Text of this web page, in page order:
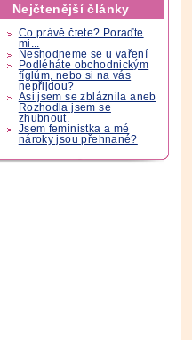
Nejčtenější články
Co právě čtete? Poraďte
mi...
Neshodneme se u vaření
Podléháte obchodnickým
fíglům, nebo si na vás
nepřijdou?
Asi jsem se zbláznila aneb
Rozhodla jsem se
zhubnout.
Jsem feministka a mé
nároky jsou přehnané?